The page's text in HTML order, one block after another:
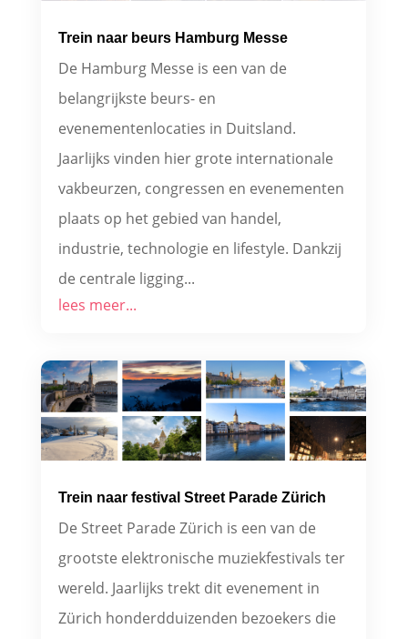
Trein naar beurs Hamburg Messe
De Hamburg Messe is een van de
belangrijkste beurs- en
evenementenlocaties in Duitsland.
Jaarlijks vinden hier grote internationale
vakbeurzen, congressen en evenementen
plaats op het gebied van handel,
industrie, technologie en lifestyle. Dankzij
de centrale ligging...
lees meer...
Trein naar festival Street Parade Zürich
De Street Parade Zürich is een van de
grootste elektronische muziekfestivals ter
wereld. Jaarlijks trekt dit evenement in
Zürich honderdduizenden bezoekers die